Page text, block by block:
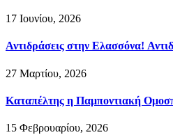
17 Ιουνίου, 2026
Αντιδράσεις στην Ελασσόνα!
27 Μαρτίου, 2026
Καταπέλτης η Παμποντιακή
15 Φεβρουαρίου, 2026